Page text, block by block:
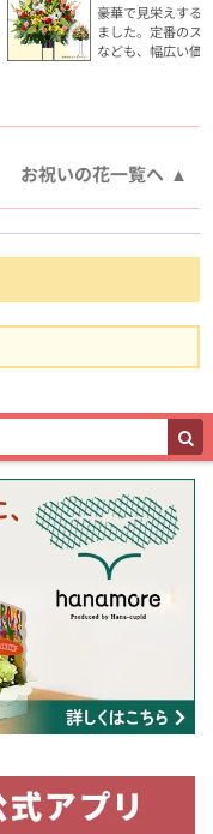
豪華で見栄えする
ました。定番のス
なども、幅広い価
お祝いの花一覧へ